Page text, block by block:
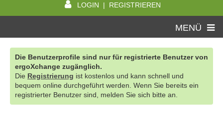
LOGIN | REGISTRIEREN
MENÜ
Die Benutzerprofile sind nur für registrierte Benutzer von
ergoXchange zugänglich.
Die Registrierung ist kostenlos und kann schnell und
bequem online durchgeführt werden. Wenn Sie bereits ein
registrierter Benutzer sind, melden Sie sich bitte an.